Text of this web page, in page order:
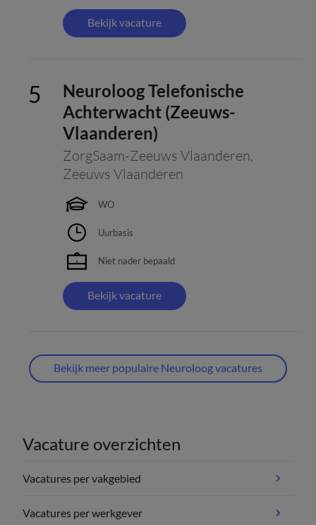
Bekijk vacature
Neuroloog Telefonische
Achterwacht (Zeeuws-
Vlaanderen)
ZorgSaam-Zeeuws Vlaanderen,
Zeeuws Vlaanderen
WO
Uurbasis
Niet nader bepaald
Bekijk vacature
Bekijk meer populaire Neuroloog vacatures
Vacature overzichten
Vacatures per vakgebied
Vacatures per werkgever